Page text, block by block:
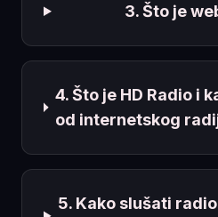
3. Što je
4. Što je HD Radio i
od internetskog
5. Kako slušati